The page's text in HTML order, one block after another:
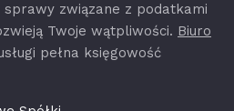
związane z podatkami
Twoje wątpliwości. Biuro
pełna księgowość